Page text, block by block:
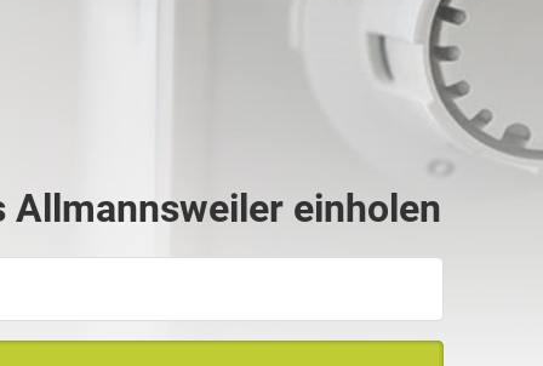
Allmannsweiler einholen